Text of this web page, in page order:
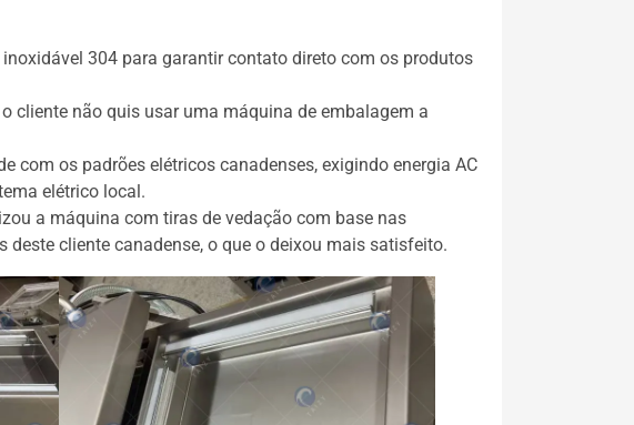
304 para garantir contato direto com os produtos
cliente não quis usar uma máquina de embalagem a
com os padrões elétricos canadenses, exigindo energia AC
elétrico local.
a máquina com tiras de vedação com base nas
cliente canadense, o que o deixou mais satisfeito.